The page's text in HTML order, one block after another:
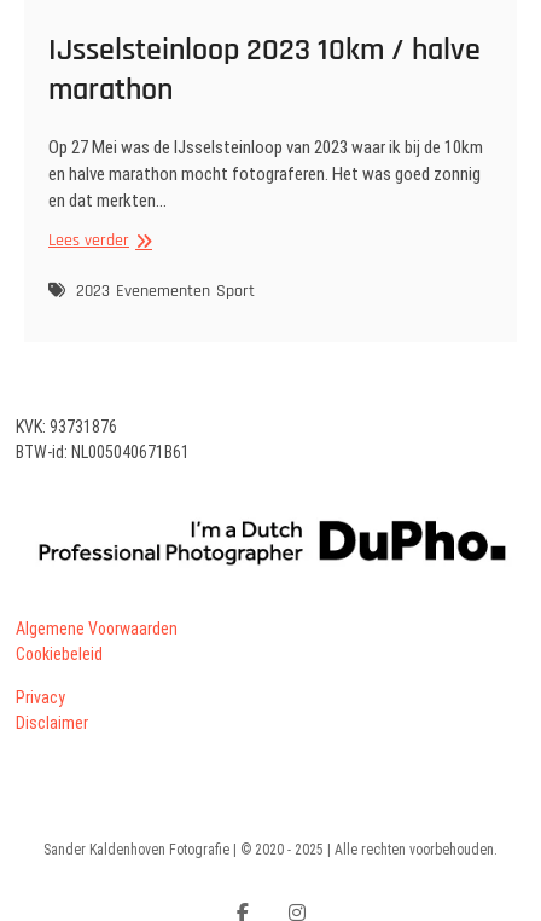
IJsselsteinloop 2023 10km / halve
marathon
Op 27 Mei was de IJsselsteinloop van 2023 waar ik bij de 10km
en halve marathon mocht fotograferen. Het was goed zonnig
en dat merkten…
Lees verderIJsselsteinloop
10km
2023 Evenementen Sport
KVK: 93731876
BTW-id: NL005040671B61
Algemene Voorwaarden
Cookiebeleid
Privacy
Disclaimer
Sander Kaldenhoven Fotografie | © 2020 - 2025 | Alle rechten voorbehouden.
Facebook-Instagram-